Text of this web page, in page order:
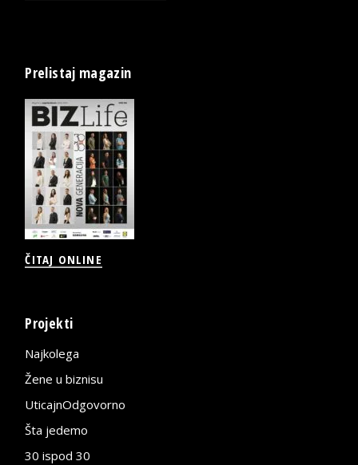
Prelistaj magazin
ČITAJ ONLINE
Projekti
Najkolega
Žene u biznisu
UticajnOdgovorno
Šta jedemo
30 ispod 30